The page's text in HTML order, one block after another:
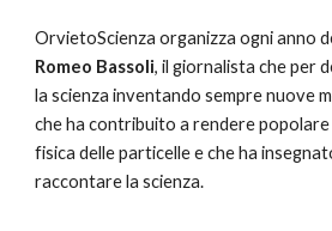
Romeo Bassoli, il giornalista che per
la scienza inventando sempre nuove
che ha contribuito a rendere
fisica delle particelle e che ha
raccontare la scienza.